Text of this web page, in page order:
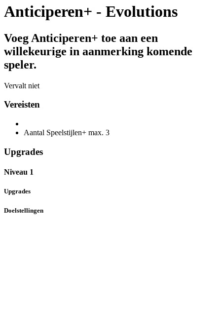
Anticiperen+ - Evolutions
Voeg Anticiperen+ toe aan een
willekeurige in aanmerking komende
speler.
Vervalt niet
Vereisten
Aantal Speelstijlen+ max. 3
Upgrades
Niveau 1
Upgrades
Doelstellingen